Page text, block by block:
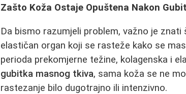
Zašto Koža Ostaje Opuštena Nakon
Da bismo razumjeli problem, važno je
elastičan organ koji se rasteže kako se
perioda prekomjerne težine, kolagenska i
gubitka masnog tkiva, sama koža se ne
rastezanje bilo dugotrajno ili intenzivno.